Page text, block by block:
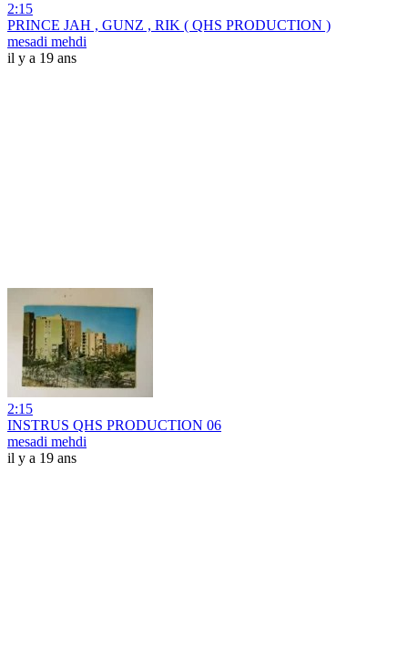
2:15
PRINCE JAH , GUNZ , RIK ( QHS PRODUCTION )
mesadi mehdi
il y a 19 ans
2:15
INSTRUS QHS PRODUCTION 06
mesadi mehdi
il y a 19 ans